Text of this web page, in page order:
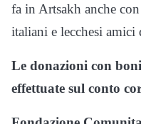
fa in Artsakh anche
italiani e lecchesi amici
Le donazioni con
effettuate sul conto